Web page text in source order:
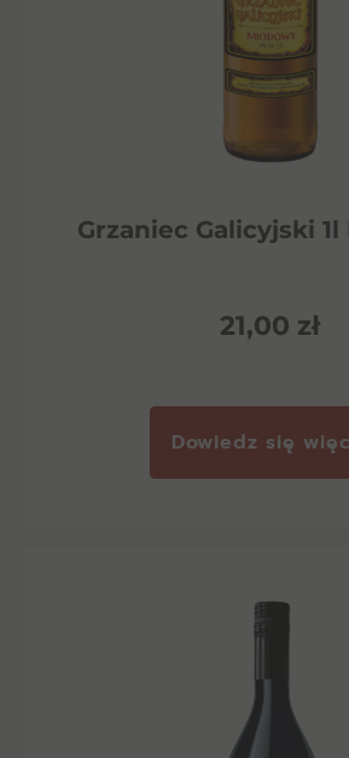
Grzaniec Galicyjski
21,00 zł
Dowiedz się